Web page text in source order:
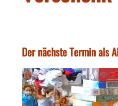
Der nächste Termin als